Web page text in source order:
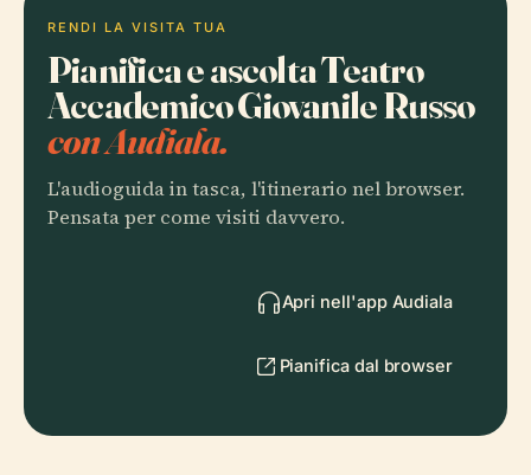
RENDI LA VISITA TUA
Pianifica e ascolta Teatro
Accademico Giovanile Russo
con Audiala.
L'audioguida in tasca, l'itinerario nel browser.
Pensata per come visiti davvero.
Apri nell'app Audiala
Pianifica dal browser